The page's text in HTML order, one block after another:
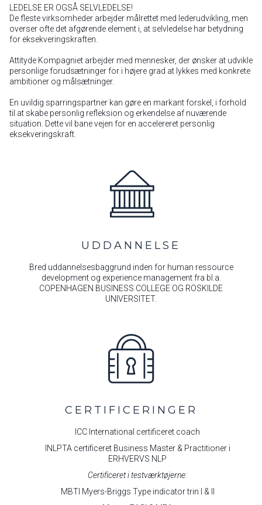
LEDELSE ER OGSÅ SELVLEDELSE!
De fleste virksomheder arbejder målrettet med lederudvikling, men
overser ofte det afgørende element i, at selvledelse har betydning
for eksekveringskraften.
Attityde Kompagniet arbejder med mennesker, der ønsker at udvikle
personlige forudsætninger for i højere grad at lykkes med konkrete
ambitioner og målsætninger.
En uvildig sparringspartner kan gøre en markant forskel, i forhold
til at skabe personlig refleksion og erkendelse af nuværende
situation. Dette vil bane vejen for en accelereret personlig
eksekveringskraft.
UDDANNELSE
Bred uddannelsesbaggrund inden for human ressource
development og experience management fra bl.a.
COPENHAGEN BUSINESS COLLEGE OG ROSKILDE
UNIVERSITET.
CERTIFICERINGER
ICC International certificeret coach
INLPTA certificeret Business Master & Practitioner i
ERHVERVS NLP
Certificeret i testværktøjerne:
MBTI Myers-Briggs Type indicator trin I & II